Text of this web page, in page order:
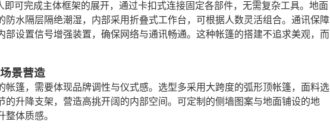
即可完成主体框架的展开，通过卡扣式连接固定各部件，无需复杂工具。地面
防水隔层隔绝潮湿，内部采用折叠式工作台，可根据人数灵活组合。通讯保障
部设置信号增强装置，确保网络与通讯畅通。这种帐篷的搭建不追求美观，而
景营造
帐篷，需要体现品牌调性与仪式感。选型多采用大跨度的弧形顶帐篷，面料选
的升降支架，营造高挑开阔的内部空间。可定制的侧墙图案与地面铺设的地
体质感。